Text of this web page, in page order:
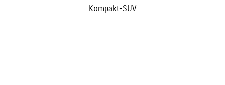
Kompakt-SUV